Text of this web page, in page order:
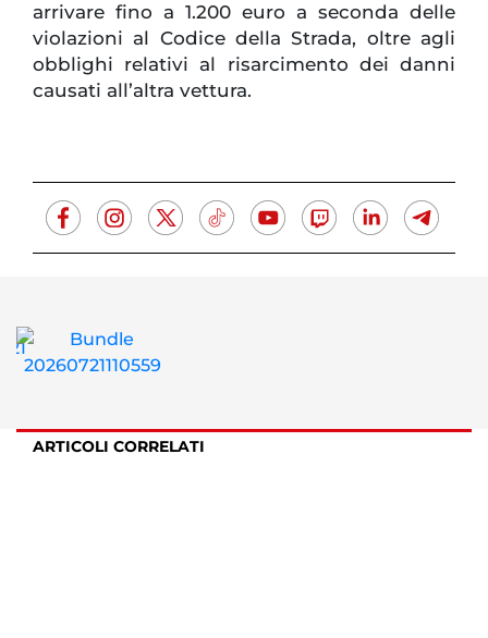
arrivare fino a 1.200 euro a seconda delle
violazioni al Codice della Strada, oltre agli
obblighi relativi al risarcimento dei danni
causati all’altra vettura.
ARTICOLI CORRELATI